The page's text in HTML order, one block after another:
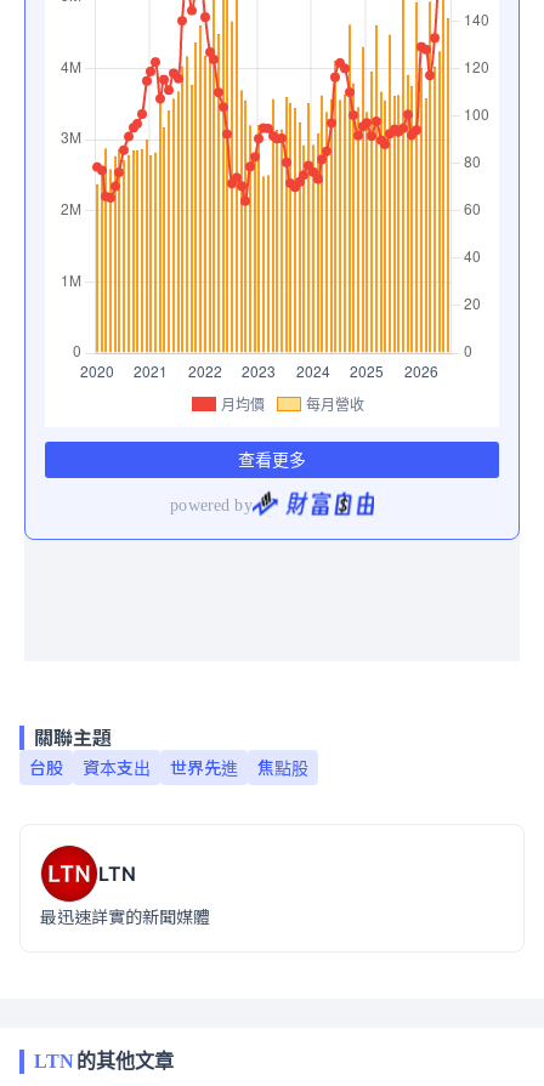
關聯主題
台股 資本支出 世界先進 焦點股
LTN
最迅速詳實的新聞媒體
LTN的其他文章